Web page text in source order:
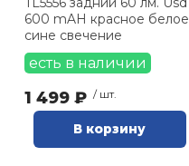
600 mAH красное белое
сине свечение
есть в наличии
1 499 ₽ / шт.
В корзину